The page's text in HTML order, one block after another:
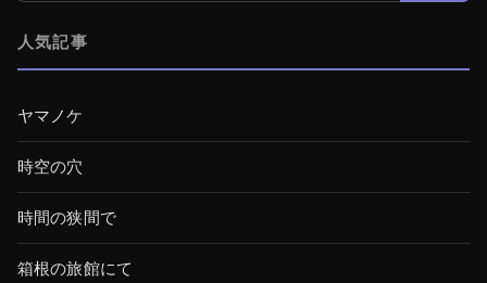
人気記事
ヤマノケ
時空の穴
時間の狭間で
箱根の旅館にて